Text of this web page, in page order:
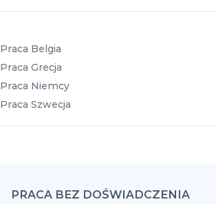
Praca Belgia
Praca Grecja
Praca Niemcy
Praca Szwecja
PRACA BEZ DOŚWIADCZENIA